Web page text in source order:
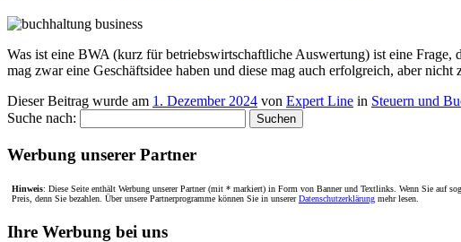
Was ist eine BWA (kurz für betriebswirtschaftliche Auswertung) ist eine
mag zwar eine Geschäftsidee haben und diese mag auch erfolgreich, aber
Dieser Beitrag wurde am 1. Dezember 2024 von Expert Line in Steuern und
Suche nach:
Werbung unserer Partner
Hinweis: Diese Seite enthält Werbung unserer Partner (mit * markiert) in Form von Banner und Textlinks. Wenn Sie auf
Preis, denn Sie bezahlen. Über unsere Partnerprogramme können Sie in unsererDatenschutzerklärung mehr lesen.
Ihre Werbung bei uns